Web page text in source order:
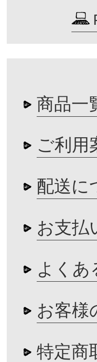
商品一
ご利用
配送に
お支払
よくあ
お客様
特定商